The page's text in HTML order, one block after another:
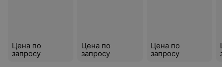
Цена по
запросу
Цена по
запросу
Цена по
запросу